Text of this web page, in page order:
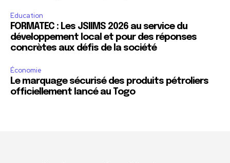
Education
FORMATEC : Les JSIIMS 2026 au service du
développement local et pour des réponses
concrètes aux défis de la société
Économie
Le marquage sécurisé des produits pétroliers
officiellement lancé au Togo